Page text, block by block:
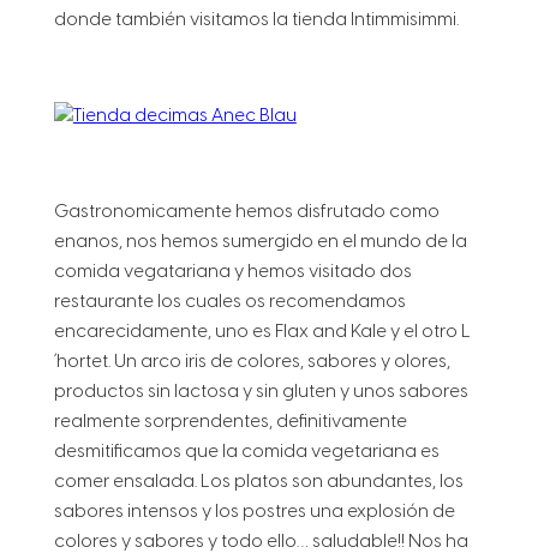
donde también visitamos la tienda Intimmisimmi.
Gastronomicamente hemos disfrutado como
enanos, nos hemos sumergido en el mundo de la
comida vegatariana y hemos visitado dos
restaurante los cuales os recomendamos
encarecidamente, uno es Flax and Kale y el otro L
´hortet. Un arco iris de colores, sabores y olores,
productos sin lactosa y sin gluten y unos sabores
realmente sorprendentes, definitivamente
desmitificamos que la comida vegetariana es
comer ensalada. Los platos son abundantes, los
sabores intensos y los postres una explosión de
colores y sabores y todo ello… saludable!! Nos ha